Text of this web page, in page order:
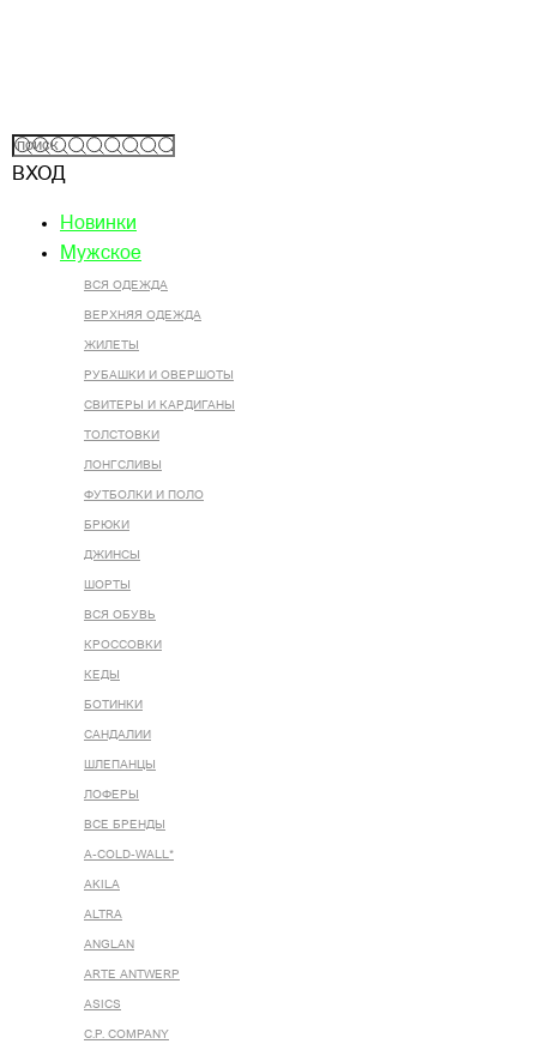
ВХОД
Новинки
Мужское
ВСЯ ОДЕЖДА
ВЕРХНЯЯ ОДЕЖДА
ЖИЛЕТЫ
РУБАШКИ И ОВЕРШОТЫ
СВИТЕРЫ И КАРДИГАНЫ
ТОЛСТОВКИ
ЛОНГСЛИВЫ
ФУТБОЛКИ И ПОЛО
БРЮКИ
ДЖИНСЫ
ШОРТЫ
ВСЯ ОБУВЬ
КРОССОВКИ
КЕДЫ
БОТИНКИ
САНДАЛИИ
ШЛЕПАНЦЫ
ЛОФЕРЫ
ВСЕ БРЕНДЫ
A-COLD-WALL*
AKILA
ALTRA
ANGLAN
ARTE ANTWERP
ASICS
C.P. COMPANY